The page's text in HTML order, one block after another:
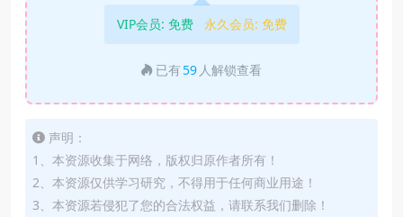
VIP会员: 免费 永久会员: 免费
已有 59 人解锁查看
声明：
1、本资源收集于网络，版权归原作者所有！
2、本资源仅供学习研究，不得用于任何商业用途！
3、本资源若侵犯了您的合法权益，请联系我们删除！